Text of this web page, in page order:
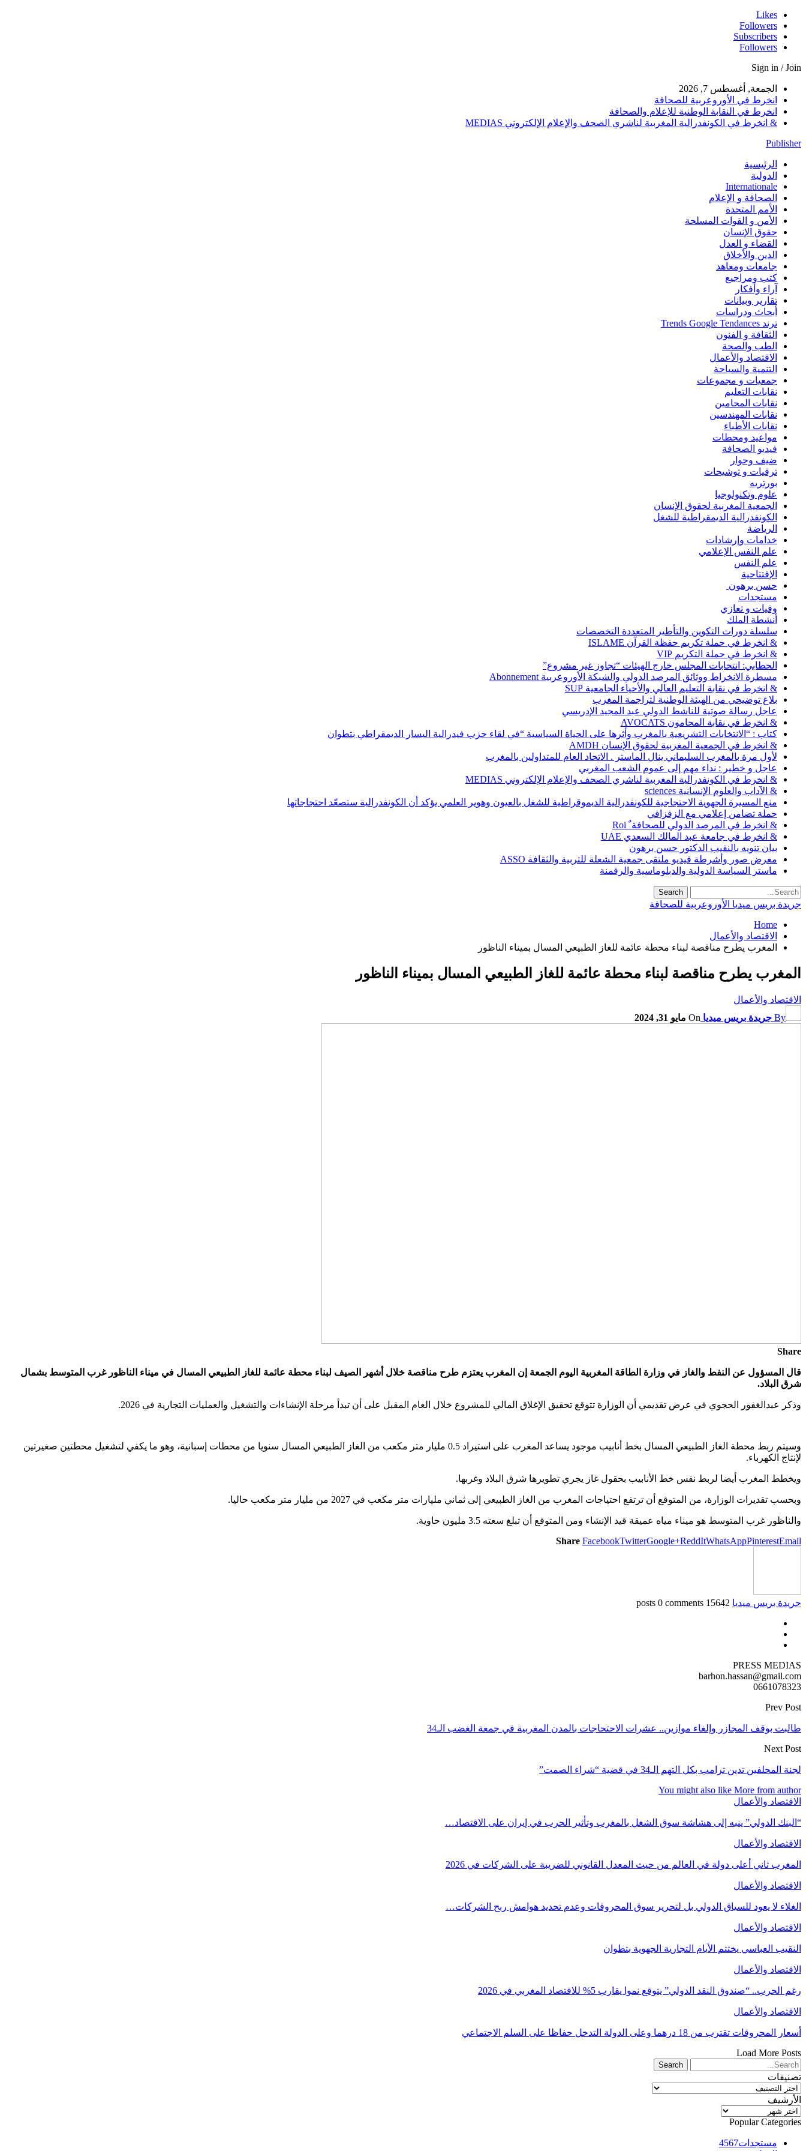
Likes
Followers
Subscribers
Followers
Sign in / Join
الجمعة, أغسطس 7, 2026
انخرط في الأوروعربية للصحافة
انخرط في النقابة الوطنية للإعلام والصحافة
& انخرط في الكونفدرالية المغربية لناشري الصحف والإعلام الإلكتروني MEDIAS
Publisher
الرئيسية
الدولية
Internationale
الصحافة و الإعلام
الأمم المتحدة
الأمن و القوات المسلحة
حقوق الإنسان
القضاء و العدل
الدين والأخلاق
جامعات ومعاهد
كتب ومراجيع
آراء وأفكار
تقارير وبيانات
أبحاث ودراسات
ترند Trends Google Tendances
الثقافة و الفنون
الطب والصحة
الاقتصاد والأعمال
التنمية والسياحة
جمعيات و مجموعات
نقابات التعليم
نقابات المحامين
نقابات المهندسين
نقابات الأطباء
مواعيد ومحطات
فيديو الصحافة
ضيف وحوار
ترقيات و توشيحات
بورتريه
علوم وتكنولوجيا
الجمعية المغربية لحقوق الإنسان
الكونفدرالية الديمقراطية للشغل
الرياضة
خدامات وإرشادات
علم النفس الإعلامي
علم النفس
الإفتتاحية
حسن برهون
مستجدات
وفيات و تعازي
أنشطة الملك
سلسلة دورات التكوين والتأطير المتعددة التخصصات
& انخرط في حملة تكريم حفظة القرآن ISLAME
& انخرط في حملة التكريم VIP
الحطابي: انتخابات المجلس خارج الهيئات “تجاوز غير مشروع”
مسطرة الانخراط ووثائق المرصد الدولي والشبكة الأوروعربية Abonnement
& انخرط في نقابة التعليم العالي والأحياء الجامعية SUP
بلاغ توضيحي من الهيئة الوطنية لتراجمة المغرب
عاجل رسالة صوتية للناشط الدولي عبد المجيد الإدريسي
& انخرط في نقابة المحامون AVOCATS
كتاب : “الانتخابات التشريعية بالمغرب وأثرها على الحياة السياسية “في لقاء حزب فيدرالية اليسار الديمقراطي بتطوان
& انخرط في الجمعية المغربية لحقوق الإنسان AMDH
لأول مرة بالمغرب السليماني ينال الماستر . الاتحاد العام للمتداولين بالمغرب
عاجل و خطير : نداء مهم إلى عموم الشعب المغربي
& انخرط في الكونفدرالية المغربية لناشري الصحف والإعلام الإلكتروني MEDIAS
& الآداب والعلوم الإنسانية sciences
منع المسيرة الجهوية الاحتجاجية للكونفدرالية الديموقراطية للشغل بالعيون وهوير العلمي يؤكد أن الكونفدرالية ستصعّد احتجاجاتها
حملة تضامن إعلامي مع الزفزافي
& انخرط في المرصد الدولي للصحافة ٌ Roi
& انخرط في جامعة عبد المالك السعدي UAE
بيان تنويه بالنقيب الدكتور حسن برهون
معرض صور وأشرطة فيديو ملتقى جمعية الشعلة للتربية والثقافة ASSO
ماستر السياسة الدولية والدبلوماسية والرقمنة
جريدة بريس ميديا الأوروعربية للصحافة
Home
الاقتصاد والأعمال
المغرب يطرح مناقصة لبناء محطة عائمة للغاز الطبيعي المسال بميناء الناظور
المغرب يطرح مناقصة لبناء محطة عائمة للغاز الطبيعي المسال بميناء الناظور
الاقتصاد والأعمال
By جريدة بريس ميديا On مايو 31, 2024
Share
قال المسؤول عن النفط والغاز في وزارة الطاقة المغربية اليوم الجمعة إن المغرب يعتزم طرح مناقصة خلال أشهر الصيف لبناء محطة عائمة للغاز الطبيعي المسال في ميناء الناظور غرب المتوسط ​​بشمال
شرق البلاد.
وذكر عبدالغفور الحجوي في عرض تقديمي أن الوزارة تتوقع تحقيق الإغلاق المالي للمشروع خلال العام المقبل على أن تبدأ مرحلة الإنشاءات والتشغيل والعمليات التجارية في 2026.
وسيتم ربط محطة الغاز الطبيعي المسال بخط أنابيب موجود يساعد المغرب على استيراد 0.5 مليار متر مكعب من الغاز الطبيعي المسال سنويا من محطات إسبانية، وهو ما يكفي لتشغيل محطتين صغيرتين
لإنتاج الكهرباء.
ويخطط المغرب أيضا لربط نفس خط الأنابيب بحقول غاز يجري تطويرها شرق البلاد وغربها.
وبحسب تقديرات الوزارة، من المتوقع أن ترتفع احتياجات المغرب من الغاز الطبيعي إلى ثماني مليارات متر مكعب في 2027 من مليار متر مكعب حاليا.
والناظور غرب المتوسط ​​هو ميناء مياه عميقة قيد الإنشاء ومن المتوقع أن تبلغ سعته 3.5 مليون حاوية.
Share FacebookTwitterGoogle+ReddItWhatsAppPinterestEmail
جريدة بريس ميديا 15642 posts
0 comments
PRESS MEDIAS
barhon.hassan@gmail.com
0661078323
Prev Post
طالبت بوقف المجازر وإلغاء موازين.. عشرات الاحتحاجات بالمدن المغربية في جمعة الغضب الـ34
Next Post
لجنة المحلفين تدين ترامب بكل التهم الـ34 في قضية “شراء الصمت”
You might also like More from author
الاقتصاد والأعمال
“البنك الدولي” ينبه إلى هشاشة سوق الشغل بالمغرب وتأثير الحرب في إيران على الاقتصاد…
الاقتصاد والأعمال
المغرب ثاني أعلى دولة في العالم من حيث المعدل القانوني للضريبة على الشركات في 2026
الاقتصاد والأعمال
الغلاء لا يعود للسياق الدولي بل لتحرير سوق المحروقات وعدم تحديد هوامش ربح الشركات…
الاقتصاد والأعمال
النقيب العباسي يختتم الأيام التجارية الجهوية بتطوان
الاقتصاد والأعمال
رغم الحرب.. “صندوق النقد الدولي” يتوقع نموا يقارب 5% للاقتصاد المغربي في 2026
الاقتصاد والأعمال
أسعار المحروقات تقترب من 18 درهما وعلى الدولة التدخل حفاظا على السلم الاجتماعي
Load More Posts
تصنيفات
تصنيفات
الأرشيف
الأرشيف
Popular Categories
مستجدات4567